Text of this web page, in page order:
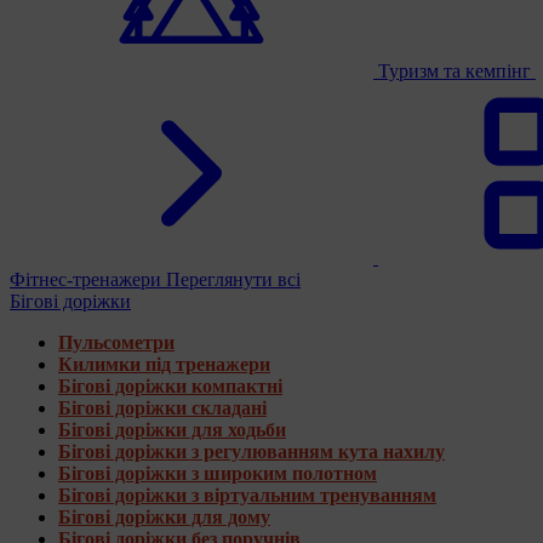
Туризм та кемпінг
Фітнес-тренажери Переглянути всі
Бігові доріжки
Пульсометри
Килимки під тренажери
Бігові доріжки компактні
Бігові доріжки складані
Бігові доріжки для ходьби
Бігові доріжки з регулюванням кута нахилу
Бігові доріжки з широким полотном
Бігові доріжки з віртуальним тренуванням
Бігові доріжки для дому
Бігові доріжки без поручнів